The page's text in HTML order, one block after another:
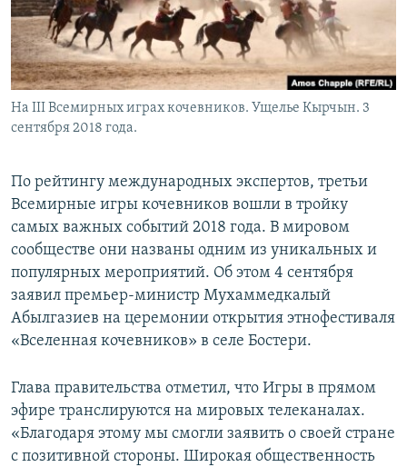
На III Всемирных играх кочевников. Ущелье Кырчын. 3
сентября 2018 года.
По рейтингу международных экспертов, третьи
Всемирные игры кочевников вошли в тройку
самых важных событий 2018 года. В мировом
сообществе они названы одним из уникальных и
популярных мероприятий. Об этом 4 сентября
заявил премьер-министр Мухаммедкалый
Абылгазиев на церемонии открытия этнофестиваля
«Вселенная кочевников» в селе Бостери.
Глава правительства отметил, что Игры в прямом
эфире транслируются на мировых телеканалах.
«Благодаря этому мы смогли заявить о своей стране
с позитивной стороны. Широкая общественность